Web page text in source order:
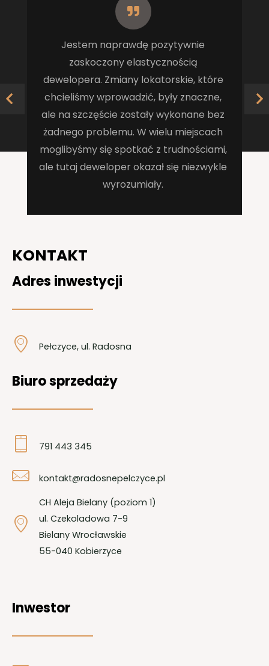
Jestem naprawdę pozytywnie
zaskoczony elastycznością
dewelopera. Zmiany lokatorskie, które
chcieliśmy wprowadzić, były znaczne,
ale na szczęście zostały wykonane bez
żadnego problemu. W wielu miejscach
moglibyśmy się spotkać z trudnościami,
ale tutaj deweloper okazał się niezwykle
wyrozumiały.
KONTAKT
Adres inwestycji
Pełczyce, ul. Radosna
Biuro sprzedaży
791 443 345
kontakt@radosnepelczyce.pl
CH Aleja Bielany (poziom 1)
ul. Czekoladowa 7-9
Bielany Wrocławskie
55-040 Kobierzyce
Inwestor